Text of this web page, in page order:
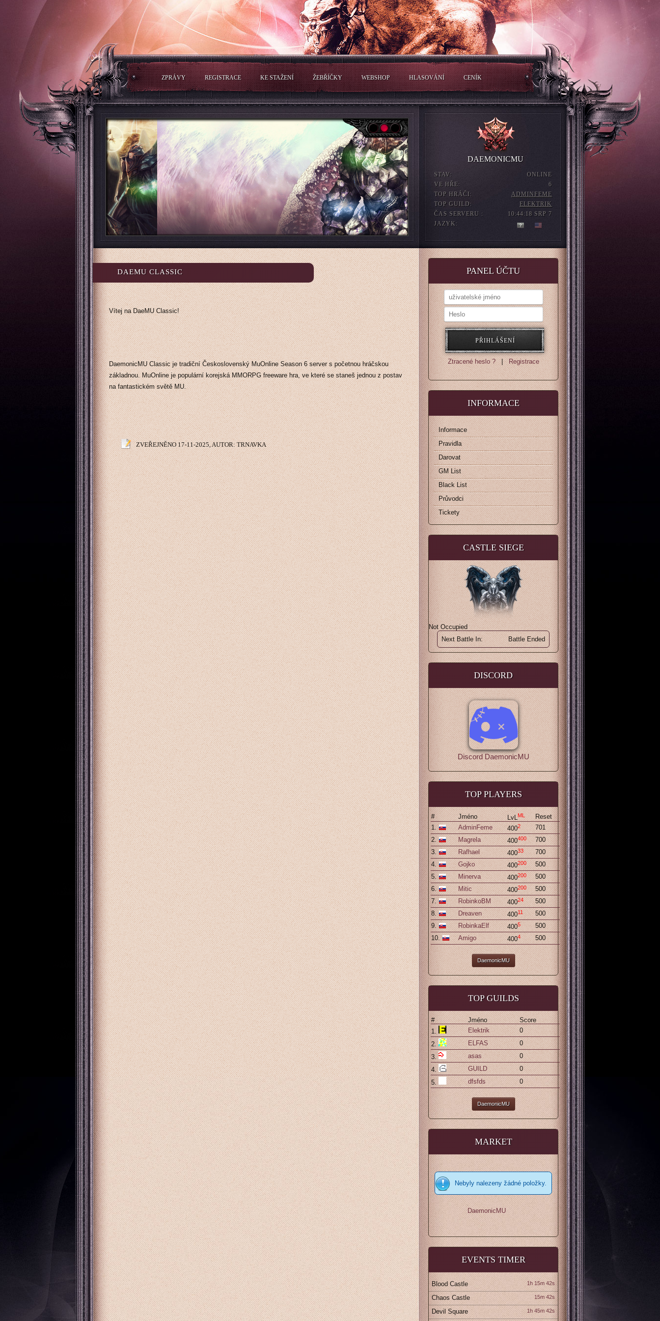
ZPRÁVY REGISTRACE KE STAŽENÍ ŽEBŘÍČKY WEBSHOP HLASOVÁNÍ CENÍK
DAEMONICMU
STAV:
ONLINE
VE HŘE:
6
TOP HRÁČI:
ADMINFEME
TOP GUILD:
ELEKTRIK
ČAS SERVERU :
10:44:20 SRP 7
JAZYK:
DAEMU CLASSIC
Vítej na DaeMU Classic!
DaemonicMU Classic je tradiční Československý MuOnline Season 6 server s početnou hráčskou
základnou. MuOnline je populární korejská MMORPG freeware hra, ve které se staneš jednou z postav
na fantastickém světě MU.
ZVEŘEJNĚNO 17-11-2025, AUTOR: TRNAVKA
PANEL ÚČTU
Ztracené heslo ?| Registrace
INFORMACE
Informace
Pravidla
Darovat
GM List
Black List
Průvodci
Tickety
CASTLE SIEGE
Not Occupied
Next Battle In:
Battle Ended
DISCORD
Discord DaemonicMU
TOP PLAYERS
# Jméno LvLML
Reset
1.
AdminFeme 4002
701
2.
Magrela 400400
700
3.
Rafhael 40033
700
4.
Gojko 400200
500
5.
Minerva 400200
500
6.
Mitic 400200
500
7.
RobinkoBM 40024
500
8.
Dreaven 40011
500
9.
RobinkaElf 4005
500
10.
Amigo 4004 500
DaemonicMU
TOP GUILDS
# Jméno
Score
1.
Elektrik
0
2.
ELFAS
0
3.
asas
0
4.
GUILD
0
5.
dfsfds 0
DaemonicMU
MARKET
Nebyly nalezeny žádné položky.
DaemonicMU
EVENTS TIMER
Blood Castle 1h 15m 40s
Chaos Castle 15m 40s
Devil Square 1h 45m 40s